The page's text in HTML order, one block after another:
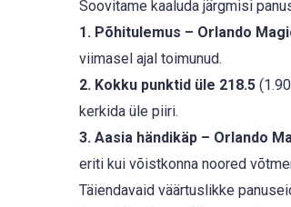
Soovitame kaaluda järgmisi
1. Põhitulemus – Orlando
viimasel ajal toimunud.
2. Kokku punktid üle 218.5
kerkida üle piiri.
3. Aasia händikäp – Orlando
eriti kui võistkonna noored
Täiendavaid väärtuslikke